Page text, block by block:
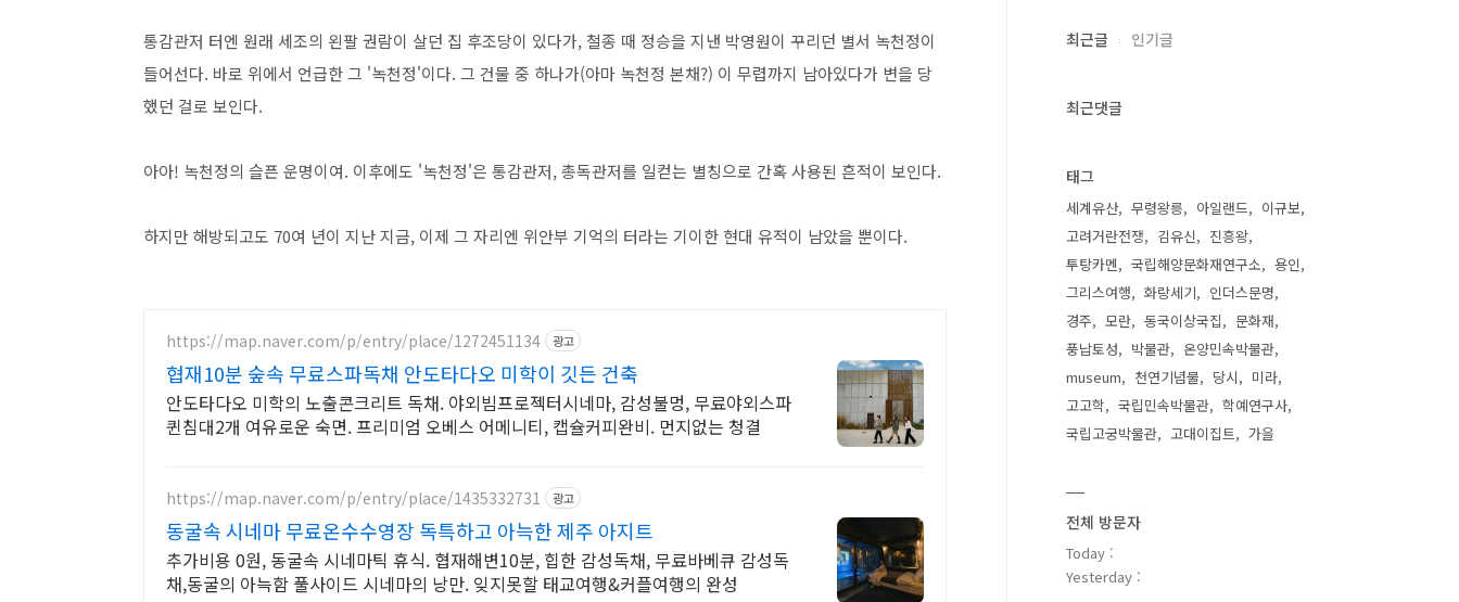
통감관저 터엔 원래 세조의 왼팔 권람이 살던 집 후조당이 있다가, 철종 때 정승을 지낸 박영원이 꾸리던 별서 녹천정이
들어선다. 바로 위에서 언급한 그 '녹천정'이다. 그 건물 중 하나가(아마 녹천정 본채?) 이 무렵까지 남아있다가 변을 당
했던 걸로 보인다.
아아! 녹천정의 슬픈 운명이여. 이후에도 '녹천정'은 통감관저, 총독관저를 일컫는 별칭으로 간혹 사용된 흔적이 보인다.
하지만 해방되고도 70여 년이 지난 지금, 이제 그 자리엔 위안부 기억의 터라는 기이한 현대 유적이 남았을 뿐이다.
https://map.naver.com/p/entry/place/1272451134 광고
협재10분 숲속 무료스파독채 안도타다오 미학이 깃든 건축
안도타다오 미학의 노출콘크리트 독채. 야외빔프로젝터시네마, 감성불멍, 무료야외스파
퀸침대2개 여유로운 숙면. 프리미엄 오베스 어메니티, 캡슐커피완비. 먼지없는 청결
https://map.naver.com/p/entry/place/1435332731 광고
동굴속 시네마 무료온수수영장 독특하고 아늑한 제주 아지트
추가비용 0원, 동굴속 시네마틱 휴식. 협재해변10분, 힙한 감성독채, 무료바베큐 감성독
채,동굴의 아늑함 풀사이드 시네마의 낭만. 잊지못할 태교여행&커플여행의 완성
최근글 인기글
최근댓글
태그
세계유산 무령왕릉 아일랜드
이규보
고려거란전쟁
김유신
진흥왕
투탕카멘
국립해양문화재연구소
용인
그리스여행
화랑세기
인더스문명
경주
모란 동국이상국집
문화재
풍납토성
박물관
온양민속박물관
museum
천연기념물 당시
미라
고고학
국립민속박물관
학예연구사
국립고궁박물관
고대이집트 가을
전체 방문자
Today :
Yesterday :